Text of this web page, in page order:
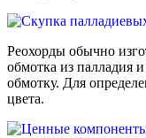
Реохорды обычно
обмотка из палладия
обмотку. Для
цвета.